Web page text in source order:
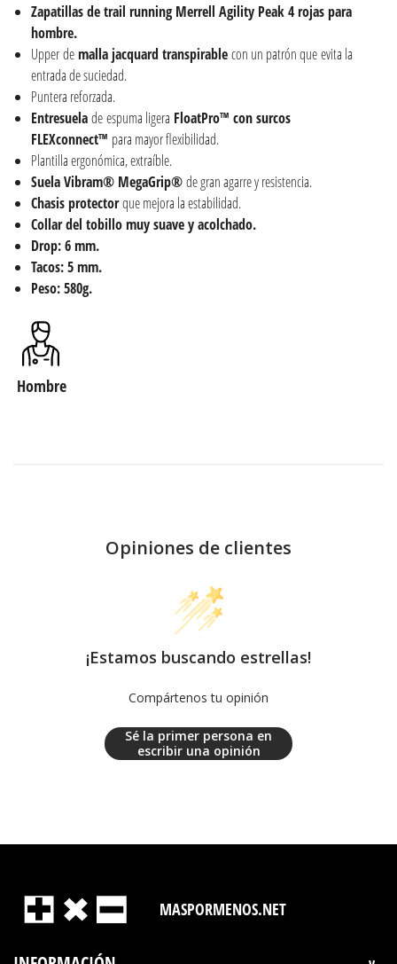
Zapatillas de trail running Merrell Agility Peak 4 rojas para
hombre.
Upper demalla jacquard transpirablecon un patrón que evita la
entrada de suciedad.
Puntera reforzada.
Entresuelade espuma ligera FloatPro™ con surcos
FLEXconnect™ para mayor flexibilidad.
Plantilla ergonómica, extraíble.
Suela Vibram® MegaGrip®de gran agarre y resistencia.
Chasis protectorque mejora la estabilidad.
Collar del tobillo muy suave y acolchado.
Drop: 6 mm.
Tacos: 5 mm.
Peso: 580g.
Hombre
Opiniones de clientes
¡Estamos buscando estrellas!
Compártenos tu opinión
Sé la primer persona en
escribir una opinión
MASPORMENOS.NET